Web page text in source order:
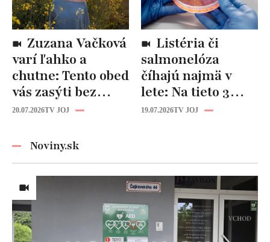
varí ľahko a
chutne: Tento obed
vás zasýti bez
zbytočných kalórií
20.07.2026TV JOJ
salmonelóza
číhajú najmä v
lete: Na tieto 3
pravidlá pri jedle
19.07.2026TV JOJ
Noviny.sk